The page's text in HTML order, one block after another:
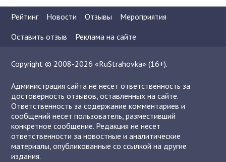
Рейтинг Новости Отзывы
Мероприятия
Оставить отзыв
Реклама на сайте
Copyright © 2008-2026 «RuStrahovka» (16+).
Администрация сайта не несет ответственность за
достоверность отзывов, оставленных на сайте.
Ответственность за содержание комментариев и
сообщений несет пользователь, разместивший
конкретное сообщение. Редакция не несет
ответственности за новостные и аналитические
материалы, опубликованные со ссылкой на другие
издания.